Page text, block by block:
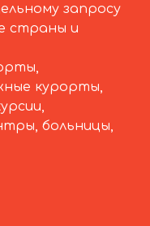
запросу
страны и
курорты,
больницы,